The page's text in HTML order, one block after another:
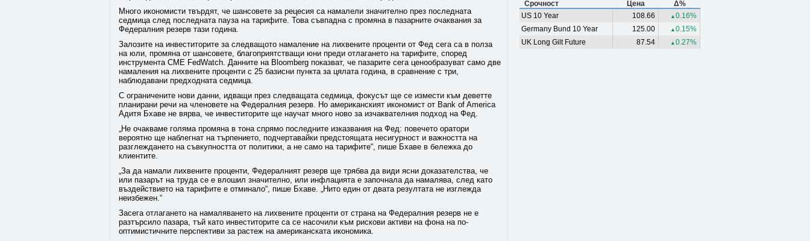
Много икономисти твърдят, че шансовете за рецесия са намалели значително през последната
седмица след последната пауза на тарифите. Това съвпадна с промяна в пазарните очаквания за
Федералния резерв тази година.
Залозите на инвеститорите за следващото намаление на лихвените проценти от Фед сега са в полза
на юли, промяна от шансовете, благоприятстващи юни преди отлагането на тарифите, според
инструмента CME FedWatch. Данните на Bloomberg показват, че пазарите сега ценообразуват само две
намаления на лихвените проценти с 25 базисни пункта за цялата година, в сравнение с три,
наблюдавани предходната седмица.
С ограничените нови данни, идващи през следващата седмица, фокусът ще се измести към деветте
планирани речи на членовете на Федералния резерв. Но американският икономист от Bank of America
Адитя Бхаве не вярва, че инвеститорите ще научат много ново за изчаквателния подход на Фед.
„Не очакваме голяма промяна в тона спрямо последните изказвания на Фед: повечето оратори
вероятно ще наблегнат на търпението, подчертавайки предстоящата несигурност и важността на
разглеждането на съвкупността от политики, а не само на тарифите“, пише Бхаве в бележка до
клиентите.
„За да намали лихвените проценти, Федералният резерв ще трябва да види ясни доказателства, че
или пазарът на труда се е влошил значително, или инфлацията е започнала да намалява, след като
въздействието на тарифите е отминало“, пише Бхаве. „Нито един от двата резултата не изглежда
неизбежен.“
Засега отлагането на намаляването на лихвените проценти от страна на Федералния резерв не е
разтърсило пазара, тъй като инвеститорите са се насочили към рискови активи на фона на по-
оптимистичните перспективи за растеж на американската икономика.
Срочност Цена
Δ%
US 10 Year
108.66 ▲ 0.16%
Germany Bund 10 Year
125.00 ▲ 0.15%
UK Long Gilt Future
87.54 ▲ 0.27%